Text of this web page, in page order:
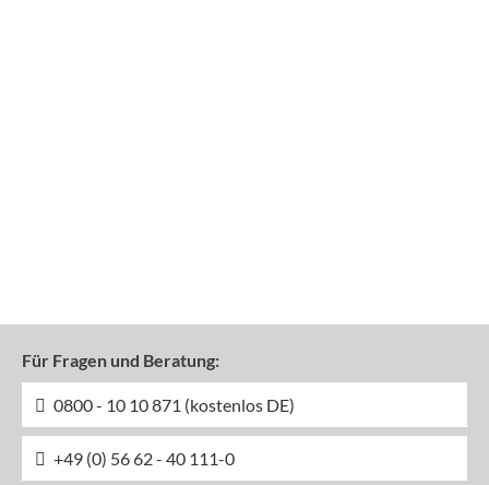
Für Fragen und Beratung:
0800 - 10 10 871 (kostenlos DE)
+49 (0) 56 62 - 40 111-0